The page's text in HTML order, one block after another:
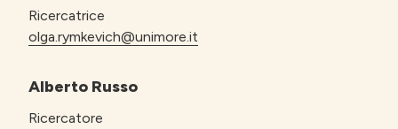
Ricercatrice
olga.rymkevich@unimore.it
Alberto Russo
Ricercatore